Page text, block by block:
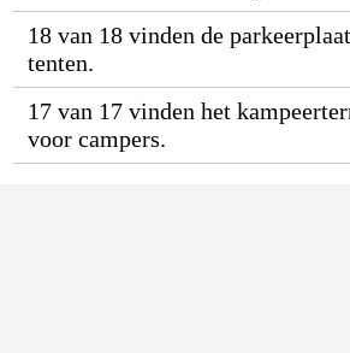
18 van 18 vinden de
tenten.
17 van 17 vinden het
voor campers.